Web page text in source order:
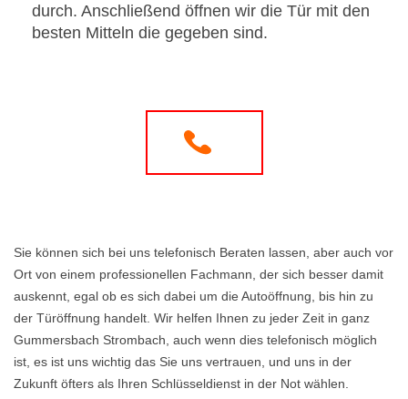
durch. Anschließend öffnen wir die Tür mit den
besten Mitteln die gegeben sind.
Sie können sich bei uns telefonisch Beraten lassen, aber auch vor
Ort von einem professionellen Fachmann, der sich besser damit
auskennt, egal ob es sich dabei um die Autoöffnung, bis hin zu
der Türöffnung handelt. Wir helfen Ihnen zu jeder Zeit in ganz
Gummersbach Strombach, auch wenn dies telefonisch möglich
ist, es ist uns wichtig das Sie uns vertrauen, und uns in der
Zukunft öfters als Ihren Schlüsseldienst in der Not wählen.